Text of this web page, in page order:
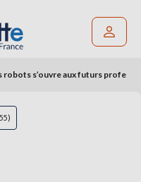
robots s’ouvre aux futurs